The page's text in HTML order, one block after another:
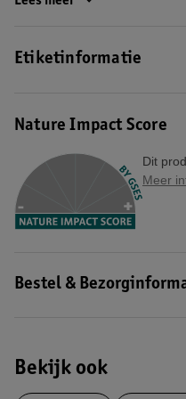
• Voorgevormd pleasure-fit
Gecertificeerd door SGS
van seksueel overdraagbare
• Geen enkel
andere seksueel overdraagbare
• Lees de gebruiksaanwijzing
• Gebruik alleen glijmiddel
• Bij anaal gebruik wordt
Etiketinformatie
Nature Impact Score
Dit
Meer
Bestel &
Bekijk ook